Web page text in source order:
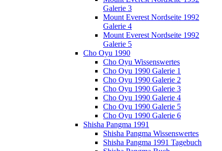
Galerie 3
Mount Everest Nordseite 1992
Galerie 4
Mount Everest Nordseite 1992
Galerie 5
Cho Oyu 1990
Cho Oyu Wissenswertes
Cho Oyu 1990 Galerie 1
Cho Oyu 1990 Galerie 2
Cho Oyu 1990 Galerie 3
Cho Oyu 1990 Galerie 4
Cho Oyu 1990 Galerie 5
Cho Oyu 1990 Galerie 6
Shisha Pangma 1991
Shisha Pangma Wissenswertes
Shisha Pangma 1991 Tagebuch